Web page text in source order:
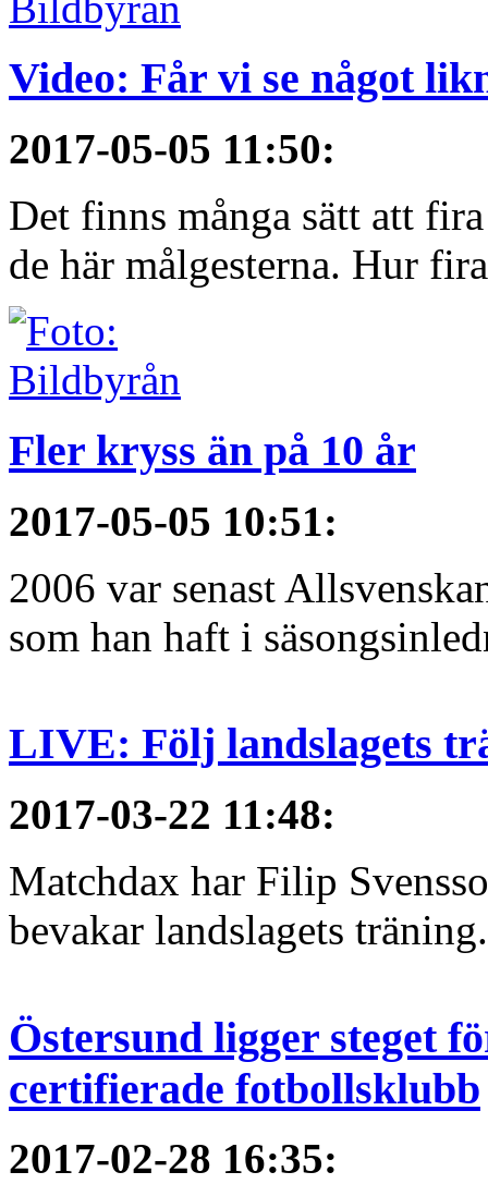
Video: Får vi se något
2017-05-05 11:50:
Det finns många sätt att
de här målgesterna. Hur
Fler kryss än på 10 år
2017-05-05 10:51 :
2006 var senast
som han haft i
LIVE: Följ landslagets
2017-03-22 11:48:
Matchdax har Filip
bevakar landslagets
Östersund ligger steget
certifierade fotbollsklubb
2017-02-28 16:35: